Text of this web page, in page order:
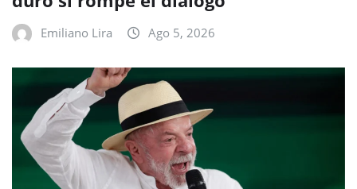
Emiliano Lira Ago 5, 2026